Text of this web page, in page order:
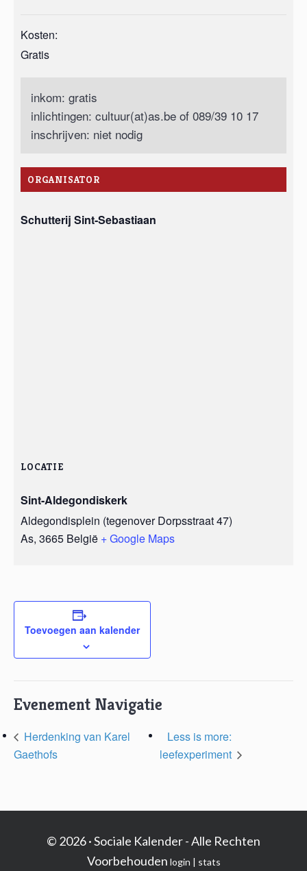
Kosten:
Gratis
inkom: gratis
inlichtingen: cultuur(at)as.be of 089/39 10 17
inschrijven: niet nodig
ORGANISATOR
Schutterij Sint-Sebastiaan
LOCATIE
Sint-Aldegondiskerk
Aldegondisplein (tegenover Dorpsstraat 47)
As, 3665 België + Google Maps
Toevoegen aan kalender
Evenement Navigatie
Herdenking van Karel
Gaethofs
Less is more:
leefexperiment
© 2026 · Sociale Kalender - Alle Rechten
Voorbehouden login | stats